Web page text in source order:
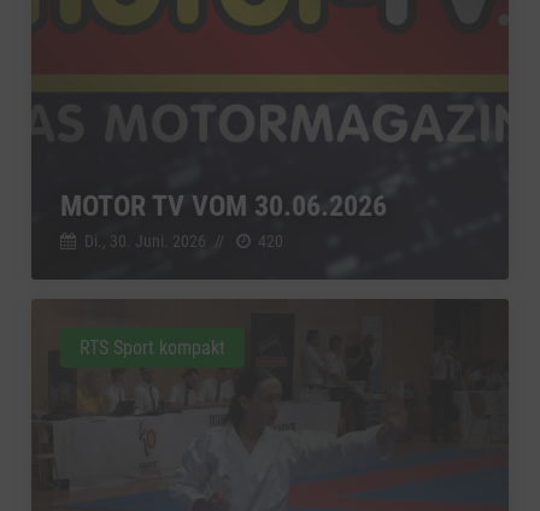
MOTOR TV VOM 30.06.2026
Di., 30. Juni. 2026 // 420
RTS Sport kompakt